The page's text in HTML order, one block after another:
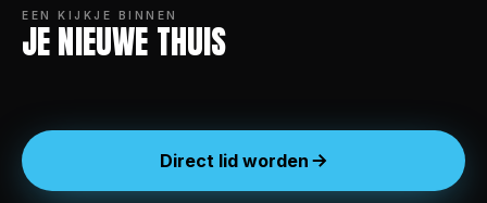
EEN KIJKJE BINNEN
JE NIEUWE THUIS
ZONE 01
KRACHT ZONE
ZONE 03
Direct lid worden